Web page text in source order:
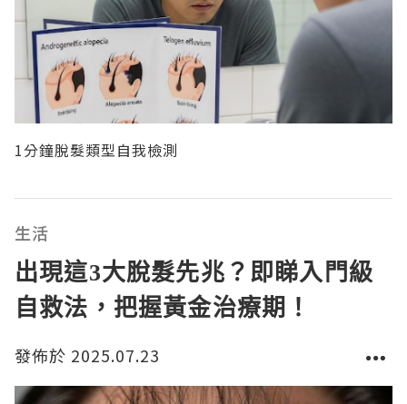
1分鐘脫髮類型自我檢測
生活
出現這3大脫髮先兆？即睇入門級
自救法，把握黃金治療期！
發佈於 2025.07.23